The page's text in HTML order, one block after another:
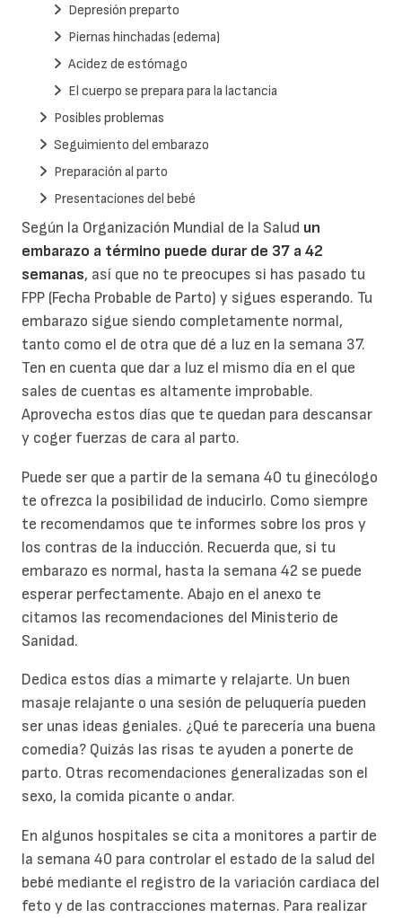
Según la Organización Mundial de la Salud un
embarazo a término puede durar de 37 a 42
semanas, así que no te preocupes si has pasado tu
FPP (Fecha Probable de Parto) y sigues esperando. Tu
embarazo sigue siendo completamente normal,
tanto como el de otra que dé a luz en la semana 37.
Ten en cuenta que dar a luz el mismo día en el que
sales de cuentas es altamente improbable.
Aprovecha estos días que te quedan para descansar
y coger fuerzas de cara al parto.
Puede ser que a partir de la semana 40 tu ginecólogo
te ofrezca la posibilidad de inducirlo. Como siempre
te recomendamos que te informes sobre los pros y
los contras de la inducción. Recuerda que, si tu
embarazo es normal, hasta la semana 42 se puede
esperar perfectamente. Abajo en el anexo te
citamos las recomendaciones del Ministerio de
Sanidad.
Dedica estos días a mimarte y relajarte. Un buen
masaje relajante o una sesión de peluquería pueden
ser unas ideas geniales. ¿Qué te parecería una buena
comedia? Quizás las risas te ayuden a ponerte de
parto. Otras recomendaciones generalizadas son el
sexo, la comida picante o andar.
En algunos hospitales se cita a monitores a partir de
la semana 40 para controlar el estado de la salud del
bebé mediante el registro de la variación cardiaca del
feto y de las contracciones maternas. Para realizar
Depresión preparto
Piernas hinchadas (edema)
Acidez de estómago
El cuerpo se prepara para la lactancia
Posibles problemas
Seguimiento del embarazo
Preparación al parto
Presentaciones del bebé